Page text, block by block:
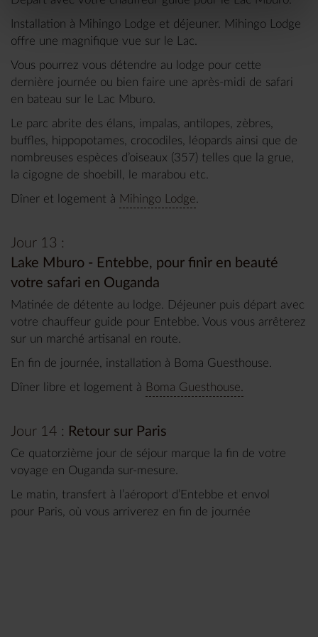
Installation à Mihingo Lodge et déjeuner. Mihingo Lodge
offre une magnifique vue sur le Lac.
Vous pourrez vous détendre au lodge pour cette
dernière journée ou bien faire une après-midi de safari
en bateau sur le Lac Mburo.
Le parc abrite des élans, impalas, antilopes, zèbres,
buffles, hippopotames, crocodiles, léopards ainsi que de
nombreuses espèces d’oiseaux (357) telles que la grue,
la cigogne de shoebill, le marabou etc.
Dîner et logement à Mihingo Lodge
Jour 13 :
Lake Mburo - Entebbe, pour finir en beauté
votre safari en Ouganda
Matinée de détente au lodge. Déjeuner puis départ avec
votre chauffeur guide pour Entebbe. Vous vous arrêterez
sur un marché artisanal en route.
En fin de journée, installation à Boma Guesthouse.
Dîner libre et logement à Boma Guesthouse.
Jour 14 : Retour sur Paris
Ce quatorzième jour de séjour marque la fin de votre
voyage en Ouganda sur-mesure.
Le matin, transfert à l’aéroport d’Entebbe et envol
pour Paris, où vous arriverez en fin de journée